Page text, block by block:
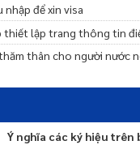
để xin visa
thiết lập trang thông tin
thân cho người nước
Ý nghĩa các ký hiệu trên